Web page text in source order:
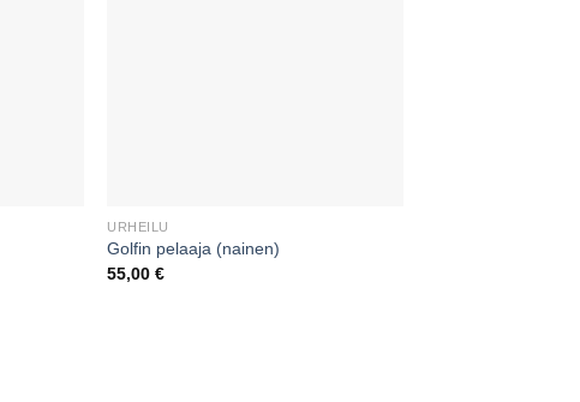
URHEILU
Golfin pelaaja (nainen)
55,00€